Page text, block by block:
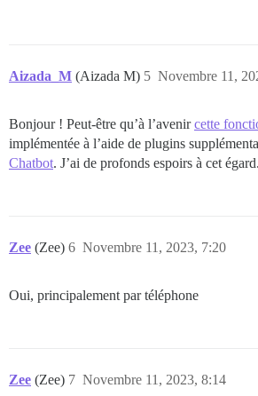
Aizada_M (Aizada M) Novembre 11,
5
Bonjour ! Peut-être qu’à l’avenircette
implémentée à l’aide de plugins
Chatbot. J’ai de profonds espoirs à cet égard.
Zee (Zee) Novembre 11, 2023, 7:20
6
Oui, principalement par téléphone
Zee (Zee) Novembre 11, 2023, 8:14
7